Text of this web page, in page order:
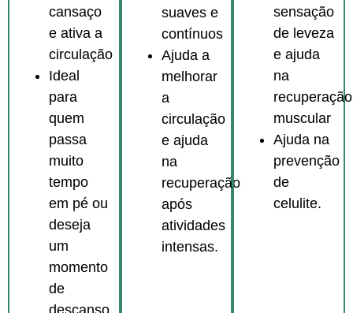
cansaço
e ativa a
circulação
Ideal
para
quem
passa
muito
tempo
em pé ou
deseja
um
momento
de
suaves e
contínuos
Ajuda a
melhorar
a
circulação
e ajuda
na
recuperação
após
atividades
intensas.
sensação
de leveza
e ajuda
na
recuperação
muscular
Ajuda na
prevenção
de
celulite.